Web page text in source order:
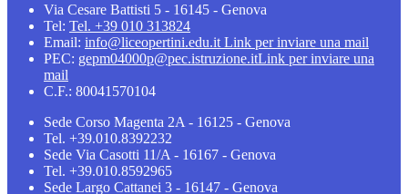
Via Cesare Battisti 5 - 16145 - Genova
Tel: Tel. +39 010 313824
Email: info@liceopertini.edu.it Link per inviare una mail
PEC: gepm04000p@pec.istruzione.itLink per inviare una
mail
C.F.: 80041570104
Sede Corso Magenta 2A - 16125 - Genova
Tel. +39.010.8392232
Sede Via Casotti 11/A - 16167 - Genova
Tel. +39.010.8592965
Sede Largo Cattanei 3 - 16147 - Genova